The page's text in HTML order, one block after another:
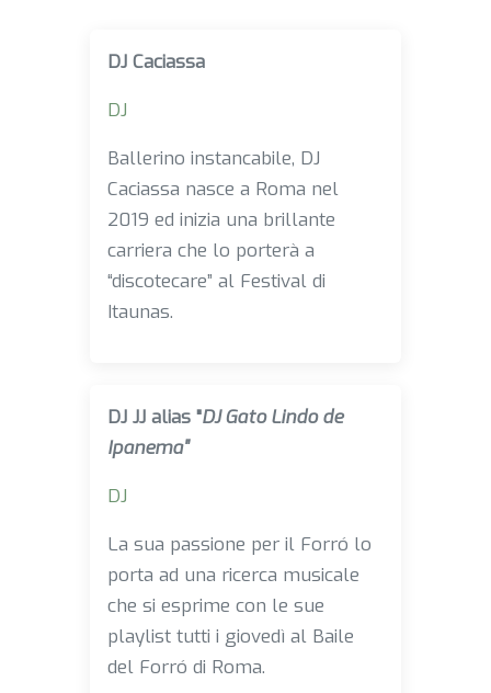
DJ Caciassa
DJ
Ballerino instancabile, DJ
Caciassa nasce a Roma nel
2019 ed inizia una brillante
carriera che lo porterà a
“discotecare” al Festival di
Itaunas.
DJ JJ alias "DJ Gato Lindo de
Ipanema"
DJ
La sua passione per il Forró lo
porta ad una ricerca musicale
che si esprime con le sue
playlist tutti i giovedì al Baile
del Forró di Roma.